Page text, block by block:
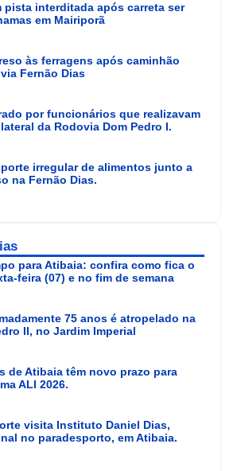
pista interditada após carreta ser
em Mairiporã
às ferragens após caminhão
Fernão Dias
por funcionários que realizavam
da Rodovia Dom Pedro I.
irregular de alimentos junto a
na Fernão Dias.
para Atibaia: confira como fica o
feira (07) e no fim de semana
75 anos é atropelado na
II, no Jardim Imperial
de Atibaia têm novo prazo para
ALI 2026.
visita Instituto Daniel Dias,
no paradesporto, em Atibaia.